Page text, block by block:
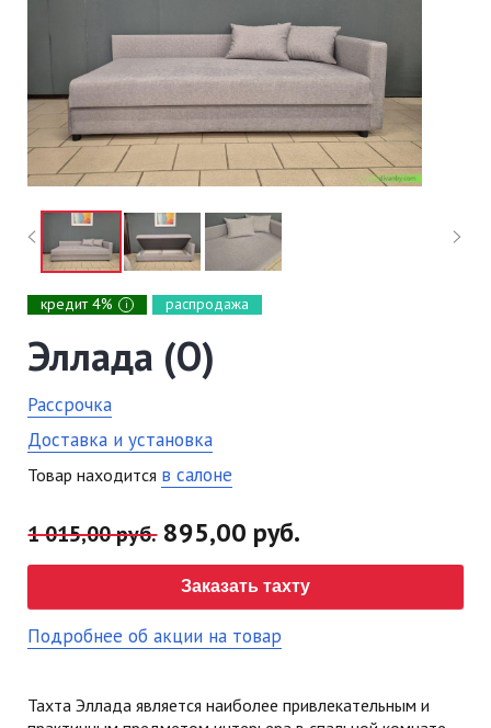
кредит 4% i распродажа
Эллада (О)
Рассрочка
Доставка и установка
Товар находится в салоне
1 015,00 руб.895,00 руб.
Заказать тахту
Подробнее об акции на товар
Тахта Эллада является наиболее привлекательным и